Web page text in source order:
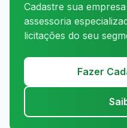
Cadastre sua
assessoria
licitações do seu
Fazer